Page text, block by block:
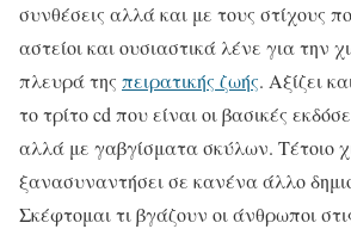
συνθέσεις αλλά και με τους στίχους
αστείοι και ουσιαστικά λένε για την
πλευρά της πειρατικής ζωής. Αξίζει
το τρίτο cd που είναι οι βασικές
αλλά με γαβγίσματα σκύλων. Τέτοιο
ξανασυναντήσει σε κανένα άλλο
Σκέφτομαι τι βγάζουν οι άνθρωποι